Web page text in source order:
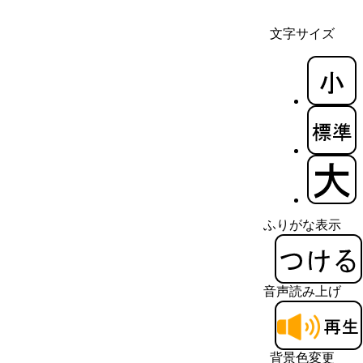
文字サイズ
ふりがな表示
音声読み上げ
背景色変更